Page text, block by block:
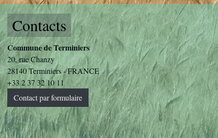
Contacts
Commune de Terminiers
20, rue Chanzy
28140 Terminiers - FRANCE
+33 2 37 32 10 11
Contact par formulaire